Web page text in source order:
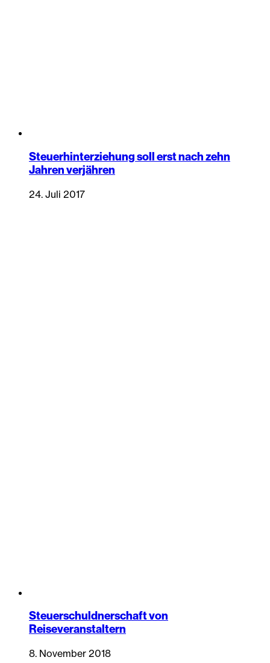
Steuerhinterziehung soll erst nach zehn
Jahren verjähren
24. Juli 2017
Steuerschuldnerschaft von
Reiseveranstaltern
8. November 2018